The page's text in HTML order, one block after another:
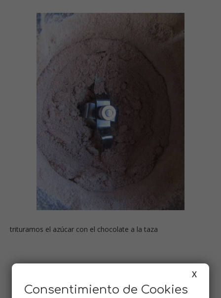
trituramos el azúcar con el chocolate a la taza
X
Consentimiento de Cookies